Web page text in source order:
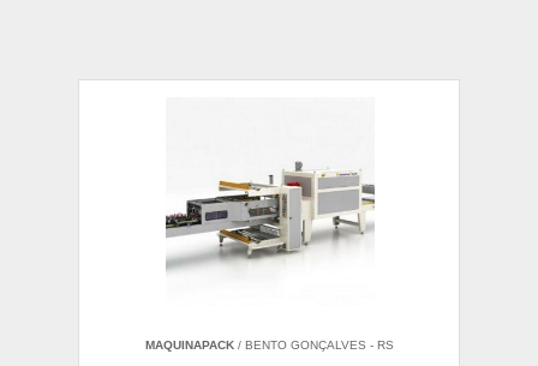
MAQUINAPACK/ BENTO GONÇALVES - RS